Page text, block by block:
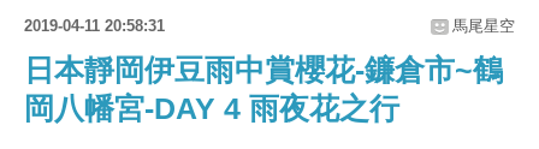
2019-04-11 20:58:31 馬尾星空
日本靜岡伊豆雨中賞櫻花-鐮倉市~鶴
岡八幡宮-DAY 4 雨夜花之行